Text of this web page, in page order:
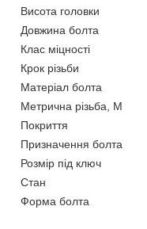
Висота головки
Довжина болта
Клас міцності
Крок різьби
Матеріал болта
Метрична різьба, М
Покриття
Призначення болта
Розмір під ключ
Стан
Форма болта